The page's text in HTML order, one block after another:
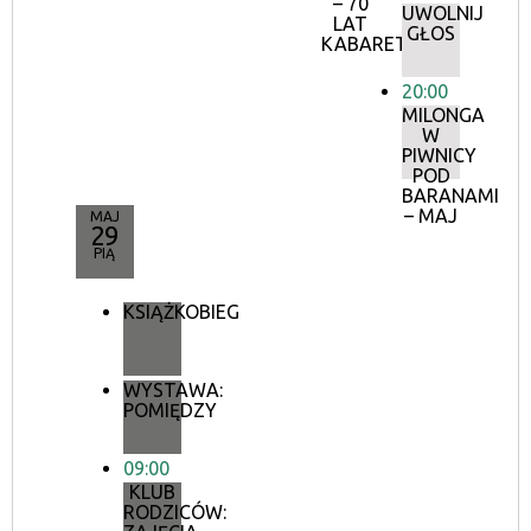
LAT
KABARETU
UWOLNIJ
GŁOS
20:00
MILONGA
W
PIWNICY
POD
BARANAMI
– MAJ
MAJ
29
PIĄ
KSIĄŻKOBIEG
WYSTAWA:
POMIĘDZY
09:00
KLUB
RODZICÓW: